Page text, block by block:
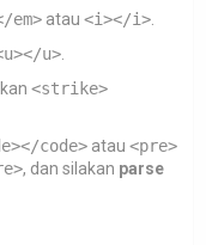
em> atau <i></i>
u>
<strike>
code> atau <pre>
, dan silakan parse